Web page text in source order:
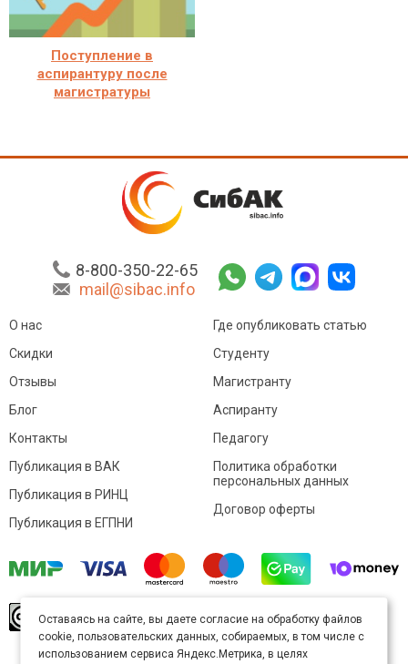
Поступление в
аспирантуру после
магистратуры
8-800-350-22-65
mail@sibac.info
О нас
Скидки
Отзывы
Блог
Контакты
Где опубликовать статью
Студенту
Магистранту
Аспиранту
Педагогу
Публикация в ВАК
Публикация в РИНЦ
Публикация в ЕГПНИ
Политика обработки
персональных данных
Договор оферты
произведение доступно полицензии Creative
Commons «Attribution» («Атрибуция») 4.0
Непортированная.
Оставаясь на сайте, вы даете согласие на обработку файлов
cookie, пользовательских данных, собираемых, в том числе с
использованием сервиса Яндекс.Метрика, в целях